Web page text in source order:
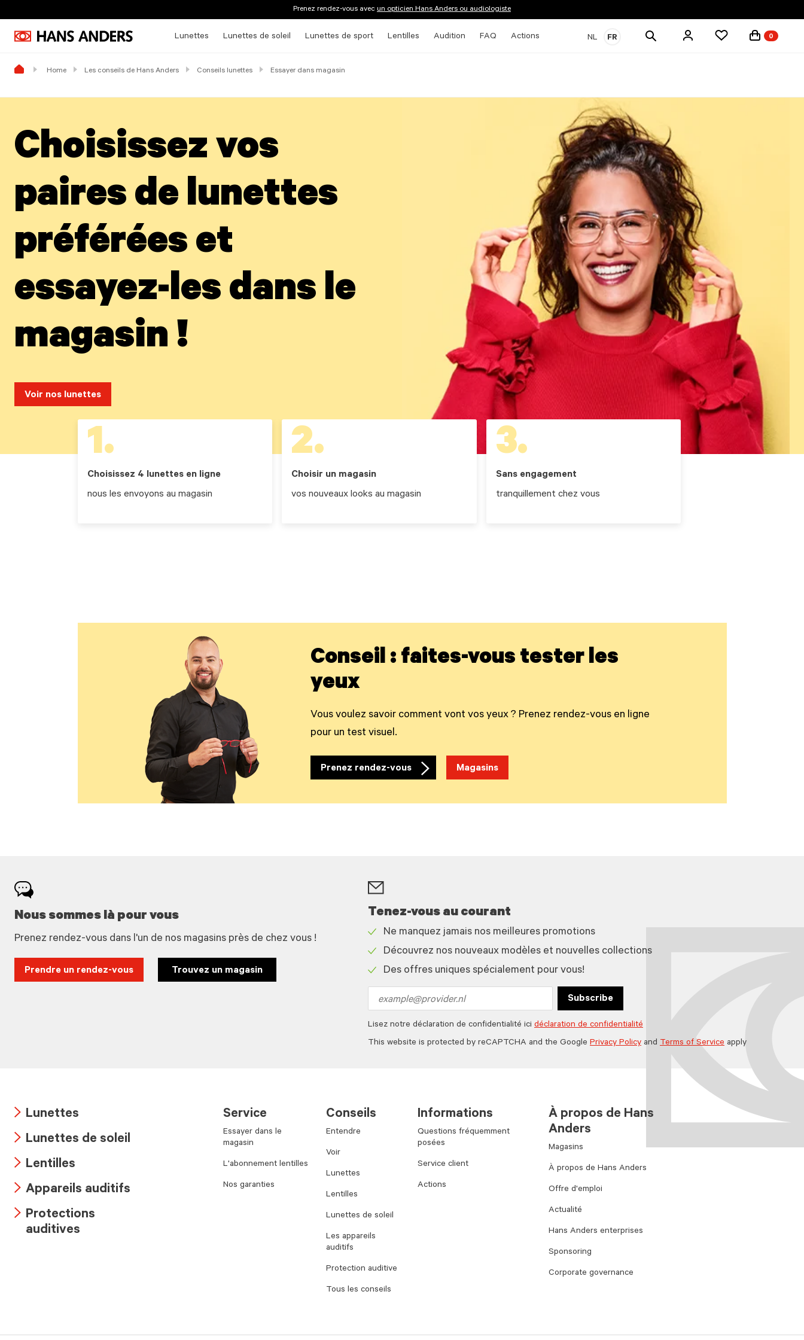
Prenez rendez-vous avec un opticien Hans Anders ou audiologiste
Lunettes Lunettes de soleil Lunettes de sport Lentilles Audition FAQ Actions NL FR
Rechercher
0
Home Les conseils de Hans Anders Conseils lunettes Essayer dans magasin
Choisissez vos
paires de lunettes
préférées et
essayez-les dans le
magasin !
Voir nos lunettes
1.
Choisissez 4 lunettes en ligne
nous les envoyons au magasin
2.
Choisir un magasin
vos nouveaux looks au magasin
3.
Sans engagement
tranquillement chez vous
Conseil : faites-vous tester les
yeux
Vous voulez savoir comment vont vos yeux ? Prenez rendez-vous en ligne
pour un test visuel.
Prenez rendez-vous
Cta
Magasins
Nous sommes là pour vous
Prenez rendez-vous dans l'un de nos magasins près de chez vous !
Prendre un rendez-vous Trouvez un magasin
Tenez-vous au courant
icon
Ne manquez jamais nos meilleures promotions
icon
Découvrez nos nouveaux modèles et nouvelles collections
Des offres uniques spécialement pour vous!
address
Subscribe
Lisez notre déclaration de confidentialité ici déclaration de confidentialité
This website is protected by reCAPTCHA and the Google Privacy Policy and Terms of Service apply
icon
Lunettes
icon
Lunettes de soleil
icon
Lentilles
icon
Appareils auditifs
Arrow
Protections
auditives
Service
Essayer dans le
magasin
L'abonnement lentilles
Nos garanties
Conseils
Entendre
Voir
Lunettes
Lentilles
Lunettes de soleil
Les appareils
auditifs
Protection auditive
Tous les conseils
Informations
Questions fréquemment
posées
Service client
Actions
À propos de Hans
Anders
Magasins
À propos de Hans Anders
Offre d'emploi
Actualité
Hans Anders enterprises
Sponsoring
Corporate governance